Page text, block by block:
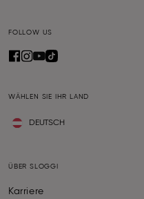
FOLLOW US
WÄHLEN SIE IHR LAND
DEUTSCH
ÜBER SLOGGI
Karriere